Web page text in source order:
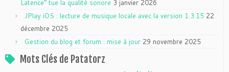
Latence” tue la qualité sonore 3 janvier 2026
JPlay iOS : lecture de musique locale avec la version 1.3.15 22
décembre 2025
Gestion du blog et forum : mise à jour 29 novembre 2025
Mots Clés de Patatorz